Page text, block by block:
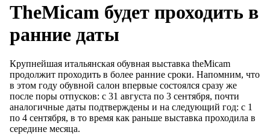
TheMicam будет проходить в
ранние даты
Крупнейшая итальянская обувная выставка theMicam
продолжит проходить в более ранние сроки. Напомним, что
в этом году обувной салон впервые состоялся сразу же
после поры отпусков: с 31 августа по 3 сентября, почти
аналогичные даты подтверждены и на следующий год: с 1
по 4 сентября, в то время как раньше выставка проходила в
середине месяца.